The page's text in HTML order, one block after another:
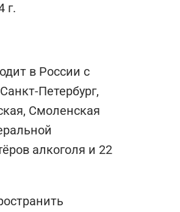
г.
в России с
Петербург,
Смоленская
алкоголя и 22